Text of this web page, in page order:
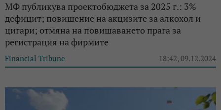
МФ публикува проектобюджета за 2025 г.: 3%
дефицит; повишение на акцизите за алкохол и
цигари; отмяна на повишаването прага за
регистрация на фирмите
Financial Tribune 18:42, 09.12.2024